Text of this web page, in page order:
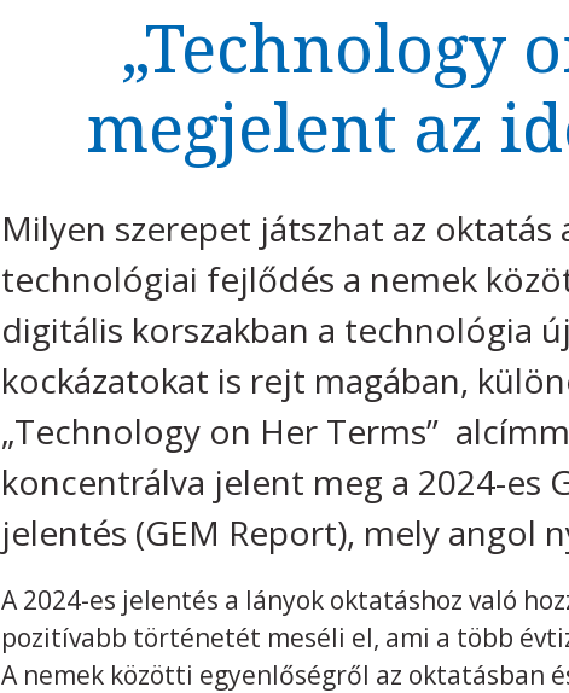
„Technology
megjelent az
Milyen szerepet játszhat az
technológiai fejlődés a nemek
digitális korszakban a technológia
kockázatokat is rejt magában,
„Technology on Her Terms”
koncentrálva jelent meg a 2024-es
jelentés (GEM Report), mely angol
A 2024-es jelentés a lányok oktatáshoz való
pozitívabb történetét meséli el, ami a több
A nemek közötti egyenlőségről az oktatásban